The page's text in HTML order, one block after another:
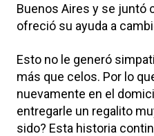
Buenos Aires y se juntó
ofreció su ayuda a
Esto no le generó
más que celos. Por lo
nuevamente en el
entregarle un regalito
sido? Esta historia